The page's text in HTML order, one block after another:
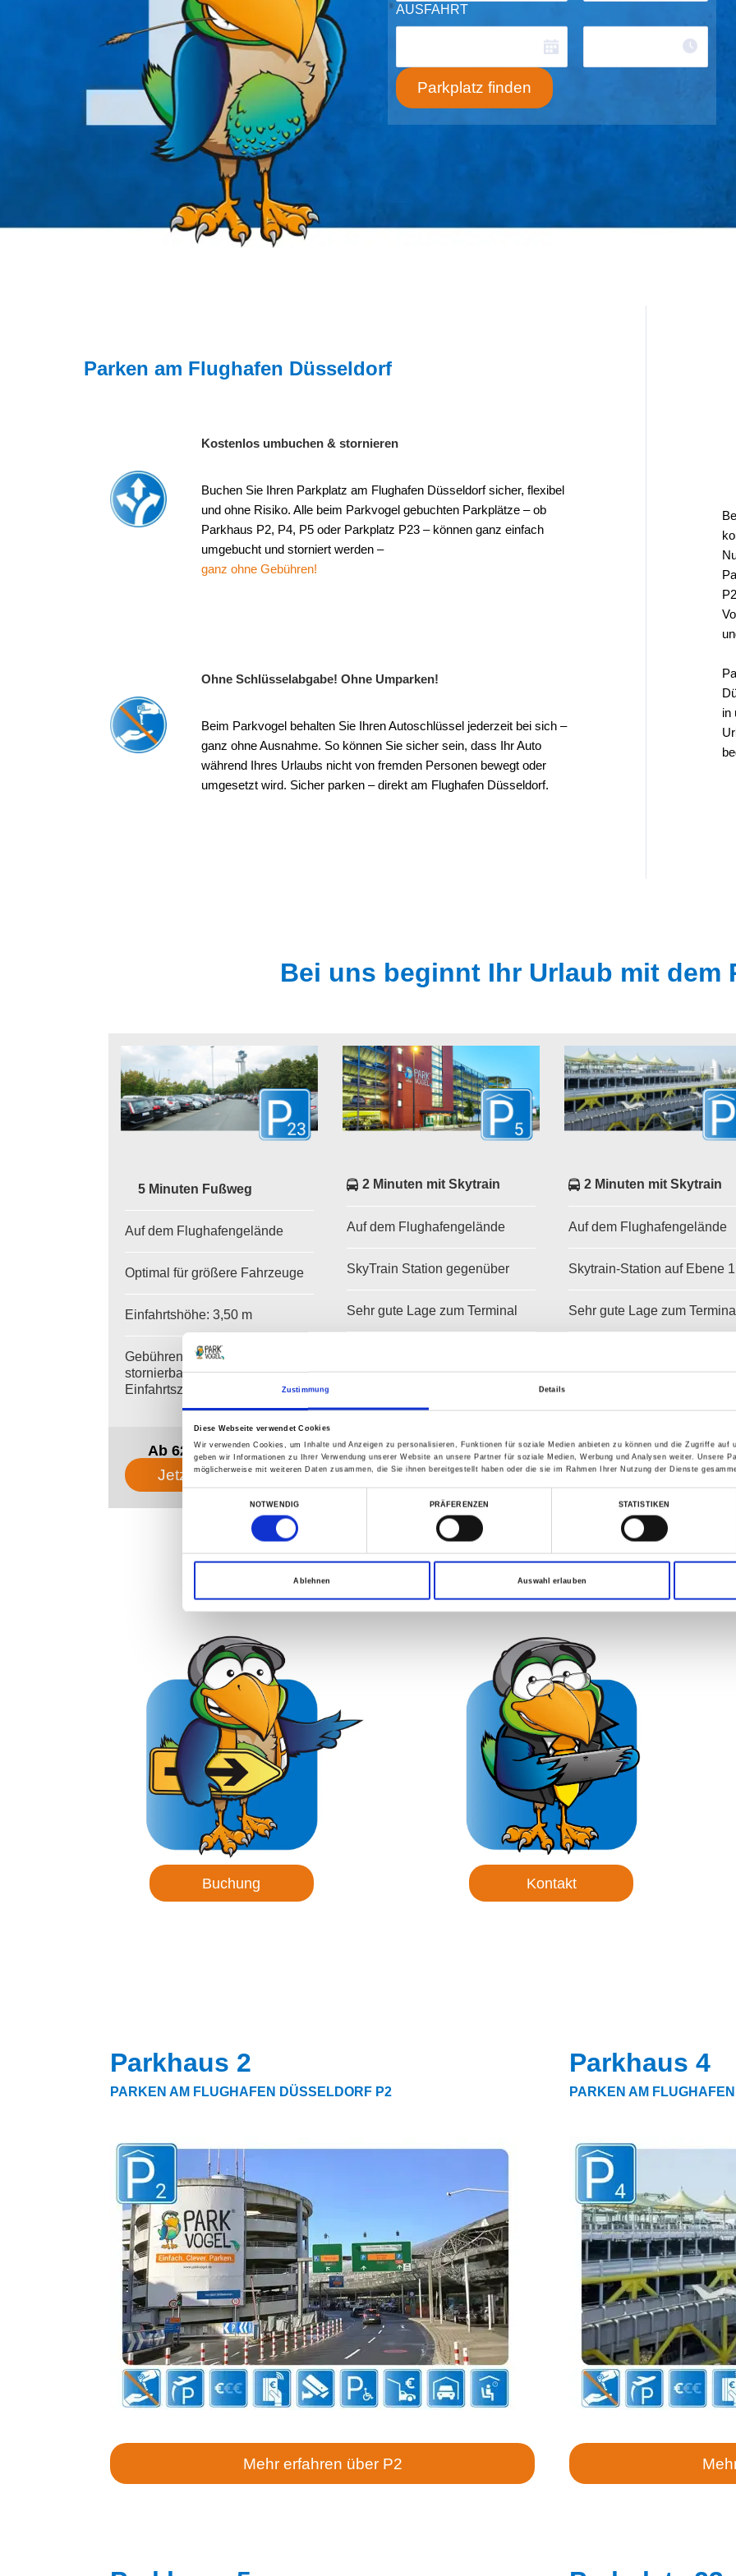
Zustimmung Details
Diese Webseite verwendet Cookies
Wir verwenden Cookies, um Inhalte und Anzeigen zu personalisieren, Funktionen für soziale Medien anbieten zu können und die Zugriffe auf
geben wir Informationen zu Ihrer Verwendung unserer Website an unsere Partner für soziale Medien, Werbung und Analysen weiter. Unsere
möglicherweise mit weiteren Daten zusammen, die Sie ihnen bereitgestellt haben oder die sie im Rahmen Ihrer Nutzung der Dienste
NOTWENDIG
PRÄFERENZEN STATISTIKEN
Ablehnen Auswahl erlauben
AUSFAHRT
Parken am Flughafen Düsseldorf
Kostenlos umbuchen & stornieren
Buchen Sie Ihren Parkplatz am Flughafen Düsseldorf sicher, flexibel
und ohne Risiko. Alle beim Parkvogel gebuchten Parkplätze – ob
Parkhaus P2, P4, P5 oder Parkplatz P23 – können ganz einfach
umgebucht und storniert werden –
ganz ohne Gebühren!
Ohne Schlüsselabgabe! Ohne Umparken!
Beim Parkvogel behalten Sie Ihren Autoschlüssel jederzeit bei sich –
ganz ohne Ausnahme. So können Sie sicher sein, dass Ihr Auto
während Ihres Urlaubs nicht von fremden Personen bewegt oder
umgesetzt wird. Sicher parken – direkt am Flughafen Düsseldorf.
in
Bei uns beginnt Ihr Urlaub mit dem
5 Minuten Fußweg
Auf dem Flughafengelände
Optimal für größere Fahrzeuge
Einfahrtshöhe: 3,50 m
Gebührenfrei umbuchbar und
stornierbar bis zur gebuchten
Einfahrtszeit
Ab 62,00 €für 3 Tage
Jetzt P23 buchen
2 Minuten mit Skytrain
Auf dem Flughafengelände
SkyTrain Station gegenüber
Sehr gute Lage zum Terminal
stornierbar bis zur gebuchten
ab 72,00 €für 3 Tage
Jetzt P5 buchen
2 Minuten mit Skytrain
Auf dem Flughafengelände
Skytrain-Station auf Ebene 1
Sehr gute Lage zum Terminal
stornierbar bis zur
ab 72,00 €für 3 Tage
Jetzt P4 buchen
Was können wir sonst noch
Buchung Kontakt
Parkhaus 2
PARKEN AM FLUGHAFEN DÜSSELDORF P2
Parkhaus 4
PARKEN AM
Mehr erfahren über P2